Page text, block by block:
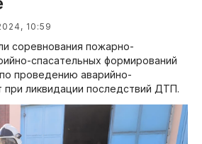
10:59
соревнования пожарно-
спасательных формирований
проведению аварийно-
при ликвидации последствий ДТП.